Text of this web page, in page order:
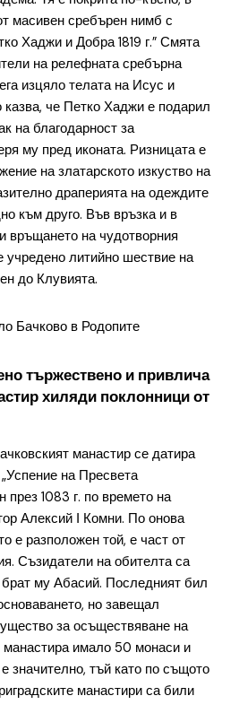
масивен сребърен нимб с
Хаджи и Добра 1819 г.” Смята
на релефната сребърна
изцяло телата на Исус и
че Петко Хаджи е подарил
на благодарност за
му пред иконата. Ризницата е
на златарското изкуство на
драперията на одеждите
към друго. Във връзка и в
връщането на чудотворния
учредено литийно шествие на
до Клувията.
тържествено и привлича
хиляди поклонници от
манастир се датира
на Пресвета
през 1083 г. по времето на
Алексий І Комни. По онова
е разположен той, е част от
Съзидатели на обителта са
брат му Абасий. Последният бил
но завещал
за осъществяване на
манастира имало 50 монаси и
значително, тъй като по същото
манастири са били